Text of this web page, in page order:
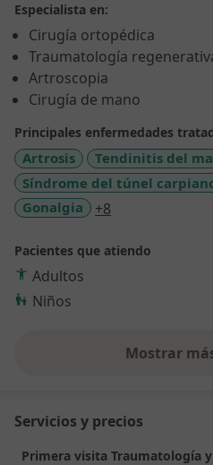
diagnóstico preciso, además
tratamientos invasivos como
los más eficientes posibles.
consulta de Ac Hialurónico
y de terapias biológicas
infiltraciones de plasma rico
crecimiento y células madre
quirófano)
Especialista en:
Cirugía ortopédica
Traumatología
Artroscopia
Cirugía de mano
Principales enfermedades
Artrosis
Tendinitis del
Síndrome del túnel
Gonalgia
+8
Pacientes que atiendo
Adultos
Niños
Mostrar
Servicios y precios
Primera visita Traumatología